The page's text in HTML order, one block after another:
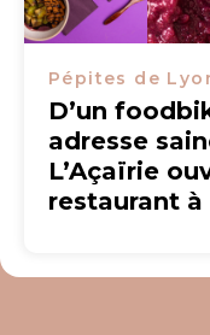
Pépites de
D’un
adresse
L’Açaïrie
restaurant à